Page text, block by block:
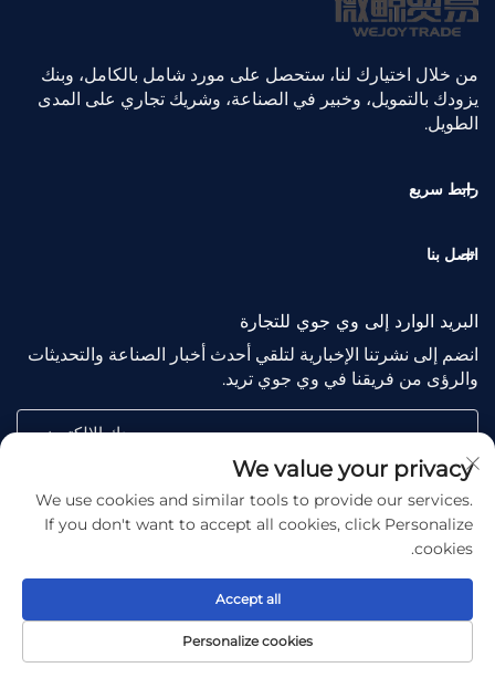
من خلال اختيارك لنا، ستحصل على مورد شامل بالكامل، وبنك
يزودك بالتمويل، وخبير في الصناعة، وشريك تجاري على المدى
الطويل.
رابط سريع
اتصل بنا
البريد الوارد إلى وي جوي للتجارة
انضم إلى نشرتنا الإخبارية لتلقي أحدث أخبار الصناعة والتحديثات
والرؤى من فريقنا في وي جوي تريد.
بريدك الإلكتروني
Subscribe
Copyright © Shaoxing Wejoy Trade Co., Ltd. All Rights
Reserved -
سياسة الخصوصية-مدونة
We value your privacy
We use cookies and similar tools to provide our services.
If you don't want to accept all cookies, click Personalize
cookies.
Personalize cookies
Accept all